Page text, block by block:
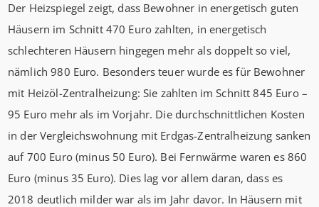
Der Heizspiegel zeigt, dass Bewohner in energetisch guten
Häusern im Schnitt 470 Euro zahlten, in energetisch
schlechteren Häusern hingegen mehr als doppelt so viel,
nämlich 980 Euro. Besonders teuer wurde es für Bewohner
mit Heizöl-Zentralheizung: Sie zahlten im Schnitt 845 Euro –
95 Euro mehr als im Vorjahr. Die durchschnittlichen Kosten
in der Vergleichswohnung mit Erdgas-Zentralheizung sanken
auf 700 Euro (minus 50 Euro). Bei Fernwärme waren es 860
Euro (minus 35 Euro). Dies lag vor allem daran, dass es
2018 deutlich milder war als im Jahr davor. In Häusern mit